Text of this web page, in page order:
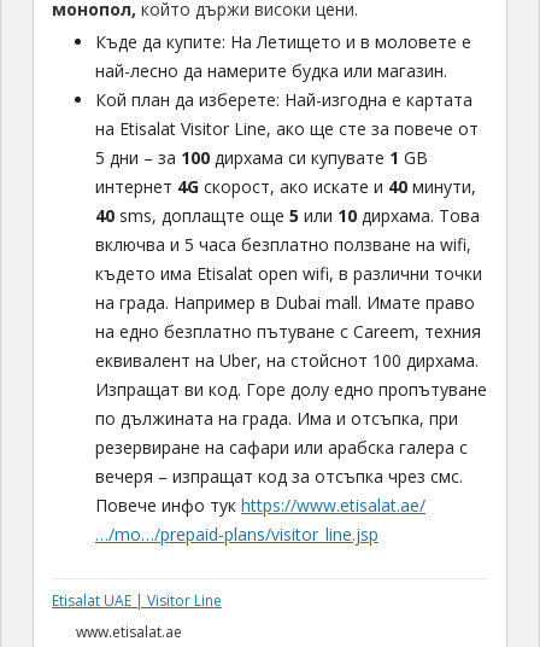
монопол, който държи високи цени.
Къде да купите: На Летището и в моловете е
най-лесно да намерите будка или магазин.
Кой план да изберете: Най-изгодна е картата
на Etisalat Visitor Line, ако ще сте за повече от
5 дни – за 100дирхама си купувате 1 GB
интернет 4Gскорост, ако искате и 40минути,
40sms, доплащте още 5 или 10дирхама. Това
включва и 5 часа безплатно ползване на wifi,
където има Etisalat open wifi, в различни точки
на града. Например в Dubai mall. Имате право
на едно безплатно пътуване с Careem, техния
еквивалент на Uber, на стойснот 100 дирхама.
Изпращат ви код. Горе долу едно пропътуване
по дължината на града. Има и отсъпка, при
резервиране на сафари или арабска галера с
вечеря – изпращат код за отсъпка чрез смс.
Повече инфо тук https://www.etisalat.ae/
…/mo…/prepaid-plans/visitor_line.jsp
Etisalat UAE | Visitor Line
www.etisalat.ae